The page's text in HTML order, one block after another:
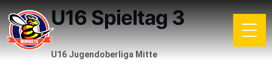
U16 Spieltag 3
U16 Jugendoberliga Mitte